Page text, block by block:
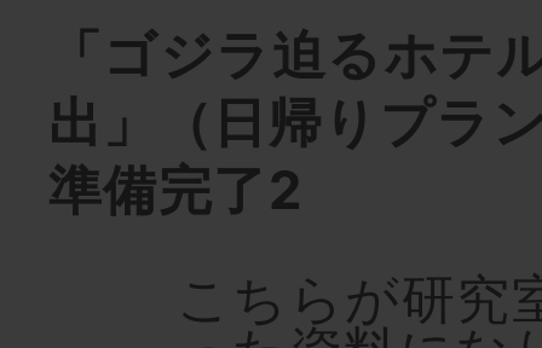
「ゴジラ迫るホテ
出」（日帰りプラ
準備完了2
こちらが研究